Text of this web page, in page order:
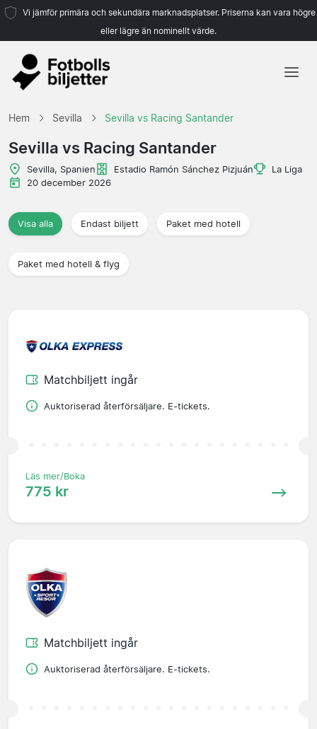
Vi jämför primära och sekundära marknadsplatser. Priserna kan vara högre
eller lägre än nominellt värde.
Hem Sevilla Sevilla vs Racing Santander
Sevilla vs Racing Santander
Sevilla, Spanien Estadio Ramón Sánchez Pizjuán
La Liga
20 december 2026
Visa alla Endast biljett Paket med hotell
Paket med hotell & flyg
Matchbiljett ingår
Auktoriserad återförsäljare. E-tickets.
Läs mer/Boka
775 kr
Matchbiljett ingår
Auktoriserad återförsäljare. E-tickets.